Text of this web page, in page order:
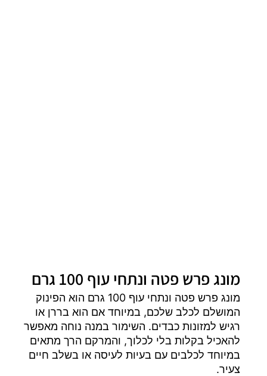
מונג פרש פטה ונתחי עוף 100 גרם
מונג פרש פטה ונתחי עוף 100 גרם הוא הפינוק
המושלם לכלב שלכם, במיוחד אם הוא בררן או
רגיש למזונות כבדים. השימור במנה נוחה מאפשר
להאכיל בקלות בלי לכלוך, והמרקם הרך מתאים
במיוחד לכלבים עם בעיות לעיסה או בשלב חיים
צעיר.